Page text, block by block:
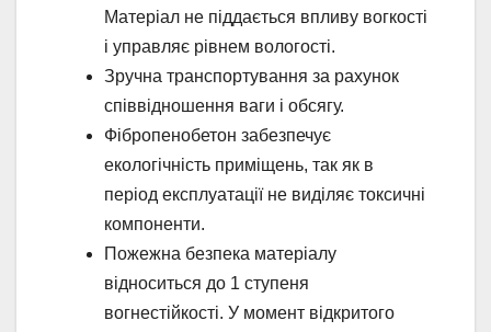
Матеріал не піддається впливу вогкості
і управляє рівнем вологості.
Зручна транспортування за рахунок
співвідношення ваги і обсягу.
Фібропенобетон забезпечує
екологічність приміщень, так як в
період експлуатації не виділяє токсичні
компоненти.
Пожежна безпека матеріалу
відноситься до 1 ступеня
вогнестійкості. У момент відкритого